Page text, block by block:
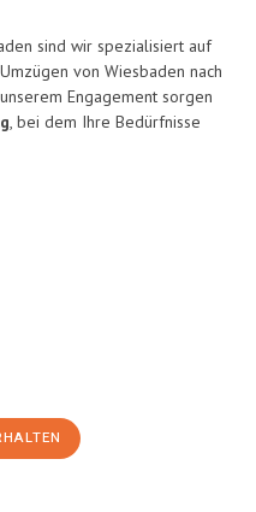
sind wir spezialisiert auf
von Wiesbaden nach
Engagement sorgen
, bei dem Ihre Bedürfnisse